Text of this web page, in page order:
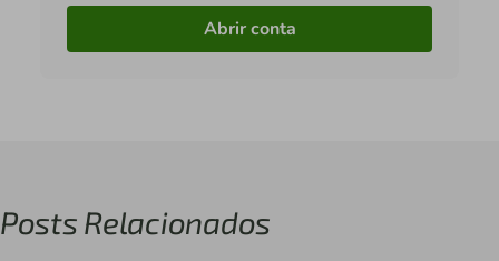
Abrir conta
Posts Relacionados